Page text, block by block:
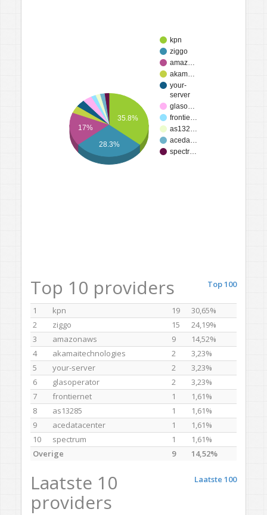
kpn
ziggo
amaz…
akam…
your-
server
glaso…
frontie…
as132…
aceda…
spectr…
35.8%
17%
28.3%
Top 100
Top 10 providers
1 kpn 19
30,65%
2
ziggo 15
24,19%
3
amazonaws 9
14,52%
4
akamaitechnologies 2
3,23%
5
your-server 2
3,23%
6
glasoperator 2
3,23%
7
frontiernet 1
1,61%
8
as13285 1
1,61%
9
acedatacenter 1
1,61%
10
spectrum 1
1,61%
Overige
9 14,52%
Laatste 100
Laatste 10
providers